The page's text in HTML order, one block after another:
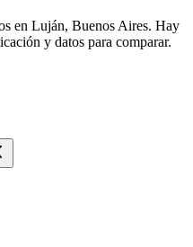
en Luján, Buenos Aires. Hay
y datos para comparar.